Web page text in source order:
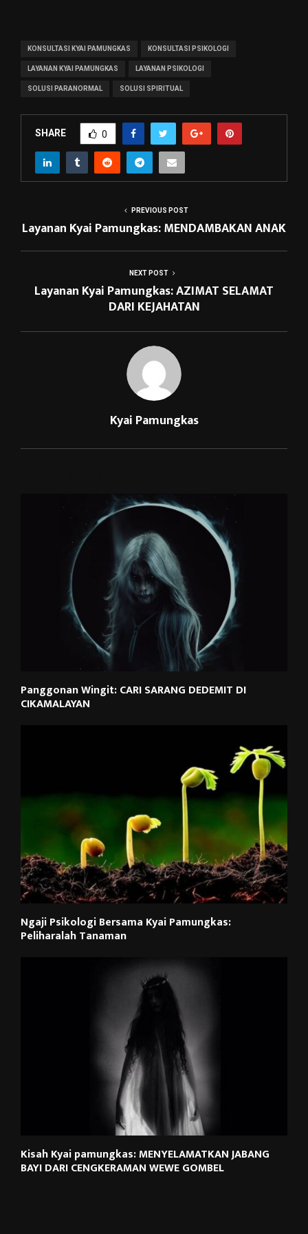
KONSULTASI KYAI PAMUNGKAS KONSULTASI PSIKOLOGI
LAYANAN KYAI PAMUNGKAS LAYANAN PSIKOLOGI
SOLUSI PARANORMAL SOLUSI SPIRITUAL
SHARE 0
PREVIOUS POST
Layanan Kyai Pamungkas: MENDAMBAKAN ANAK
NEXT POST
Layanan Kyai Pamungkas: AZIMAT SELAMAT
DARI KEJAHATAN
Kyai Pamungkas
Panggonan Wingit: CARI SARANG DEDEMIT DI
CIKAMALAYAN
Ngaji Psikologi Bersama Kyai Pamungkas:
Peliharalah Tanaman
Kisah Kyai pamungkas: MENYELAMATKAN JABANG
BAYI DARI CENGKERAMAN WEWE GOMBEL